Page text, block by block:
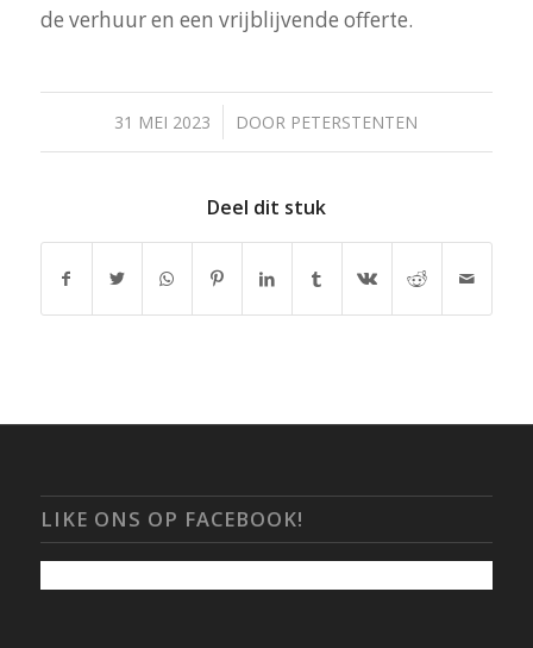
de verhuur en een vrijblijvende offerte.
31 MEI 2023
/ DOOR PETERSTENTEN
Deel dit stuk
LIKE ONS OP FACEBOOK!